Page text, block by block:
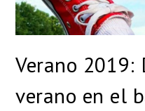
Verano
verano en el